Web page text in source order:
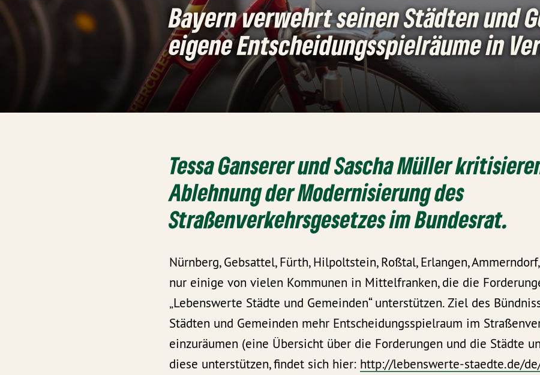
Bayern verwehrt seinen Städten und
eigene Entscheidungsspielräume in
Tessa Ganserer und Sascha Müller
Ablehnung der Modernisierung des
Straßenverkehrsgesetzes im Bundesrat.
Nürnberg, Gebsattel, Fürth, Hilpoltstein, Roßtal, Erlangen,
nur einige von vielen Kommunen in Mittelfranken, die die
„Lebenswerte Städte und Gemeinden“ unterstützen. Ziel des
Städten und Gemeinden mehr Entscheidungsspielraum im
einzuräumen (eine Übersicht über die Forderungen und die Städte
diese unterstützen, findet sich hier: http://lebenswerte-staedte.de/